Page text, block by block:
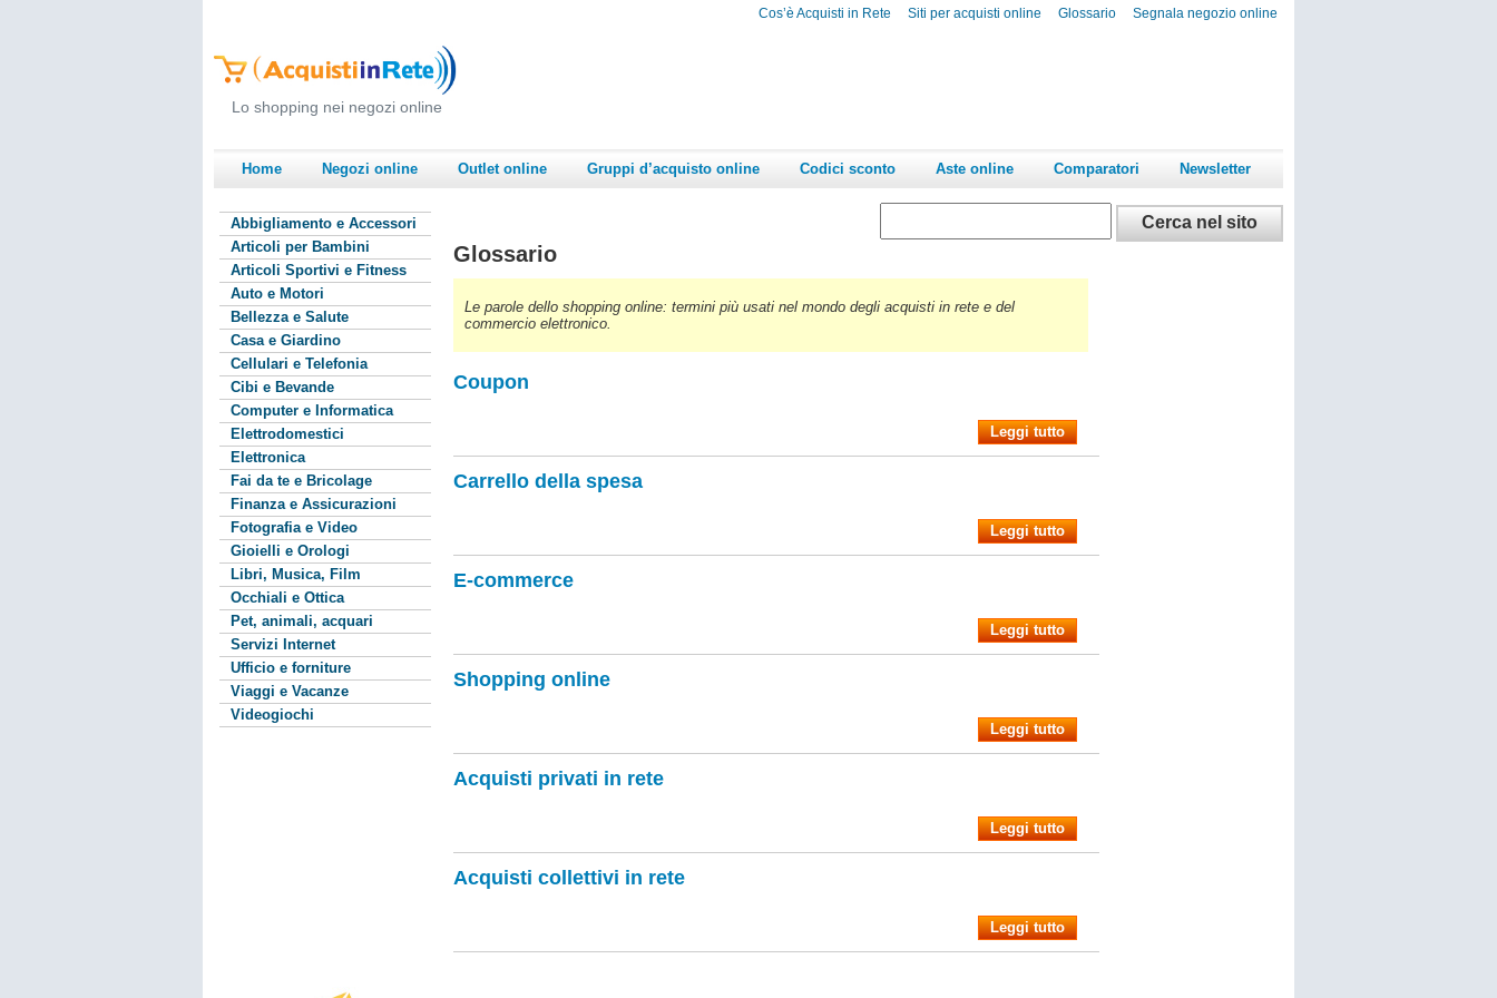
Segnala negozio online
Glossario
Siti per acquisti online
Cos’è Acquisti in Rete
Lo shopping nei negozi online
Home Negozi online Outlet online Gruppi d’acquisto online Codici sconto Aste online Comparatori Newsletter
Abbigliamento e Accessori
Articoli per Bambini
Articoli Sportivi e Fitness
Auto e Motori
Bellezza e Salute
Casa e Giardino
Cellulari e Telefonia
Cibi e Bevande
Computer e Informatica
Elettrodomestici
Elettronica
Fai da te e Bricolage
Finanza e Assicurazioni
Fotografia e Video
Gioielli e Orologi
Libri, Musica, Film
Occhiali e Ottica
Pet, animali, acquari
Servizi Internet
Ufficio e forniture
Viaggi e Vacanze
Videogiochi
Glossario
Le parole dello shopping online: termini più usati nel mondo degli acquisti in rete e del
commercio elettronico.
Coupon
Leggi tutto
Carrello della spesa
Leggi tutto
E-commerce
Leggi tutto
Shopping online
Leggi tutto
Acquisti privati in rete
Leggi tutto
Acquisti collettivi in rete
Leggi tutto